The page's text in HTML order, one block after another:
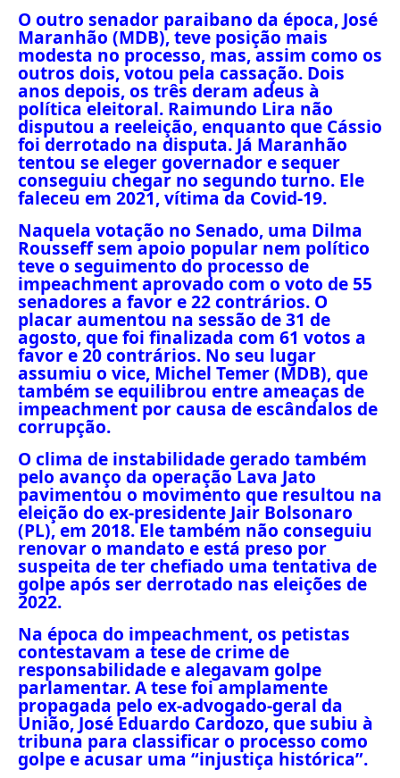
O outro senador paraibano da época, José
Maranhão (MDB), teve posição mais
modesta no processo, mas, assim como os
outros dois, votou pela cassação. Dois
anos depois, os três deram adeus à
política eleitoral. Raimundo Lira não
disputou a reeleição, enquanto que Cássio
foi derrotado na disputa. Já Maranhão
tentou se eleger governador e sequer
conseguiu chegar no segundo turno. Ele
faleceu em 2021, vítima da Covid-19.
Naquela votação no Senado, uma Dilma
Rousseff sem apoio popular nem político
teve o seguimento do processo de
impeachment aprovado com o voto de 55
senadores a favor e 22 contrários. O
placar aumentou na sessão de 31 de
agosto, que foi finalizada com 61 votos a
favor e 20 contrários. No seu lugar
assumiu o vice, Michel Temer (MDB), que
também se equilibrou entre ameaças de
impeachment por causa de escândalos de
corrupção.
O clima de instabilidade gerado também
pelo avanço da operação Lava Jato
pavimentou o movimento que resultou na
eleição do ex-presidente Jair Bolsonaro
(PL), em 2018. Ele também não conseguiu
renovar o mandato e está preso por
suspeita de ter chefiado uma tentativa de
golpe após ser derrotado nas eleições de
2022.
Na época do impeachment, os petistas
contestavam a tese de crime de
responsabilidade e alegavam golpe
parlamentar. A tese foi amplamente
propagada pelo ex-advogado-geral da
União, José Eduardo Cardozo, que subiu à
tribuna para classificar o processo como
golpe e acusar uma “injustiça histórica”.